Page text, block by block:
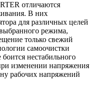
отличаются
В них
для различных целей
режима,
только свежий
самоочистки
нестабильного
изменении напряжения
рабочих напряжений